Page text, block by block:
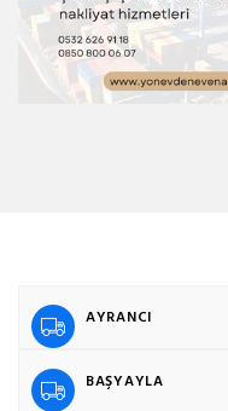
AYRANCI
BAŞYAYLA